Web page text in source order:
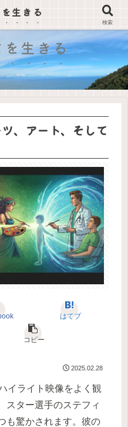
平穏を得る方法
を生きる
、アート、そして
はてブ
コピー
2025.02.28
イライト映像をよく観
スター選手のステフィ
も驚かされます。彼の
生きる
検索